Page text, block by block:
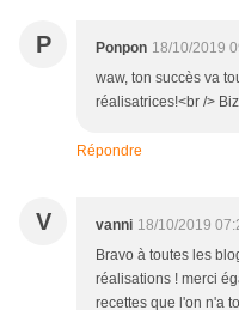
P Ponpon 18/10/2019
waw, ton succès va
réalisatrices!<br />
Répondre
V vanni 18/10/2019
Bravo à toutes les
réalisations ! merci
recettes que l'on n'a